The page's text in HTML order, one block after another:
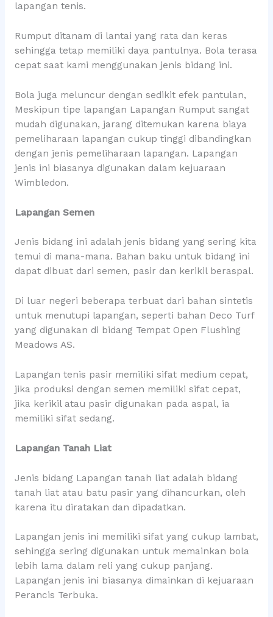
lapangan tenis.
Rumput ditanam di lantai yang rata dan keras
sehingga tetap memiliki daya pantulnya. Bola terasa
cepat saat kami menggunakan jenis bidang ini.
Bola juga meluncur dengan sedikit efek pantulan,
Meskipun tipe lapangan Lapangan Rumput sangat
mudah digunakan, jarang ditemukan karena biaya
pemeliharaan lapangan cukup tinggi dibandingkan
dengan jenis pemeliharaan lapangan. Lapangan
jenis ini biasanya digunakan dalam kejuaraan
Wimbledon.
Lapangan Semen
Jenis bidang ini adalah jenis bidang yang sering kita
temui di mana-mana. Bahan baku untuk bidang ini
dapat dibuat dari semen, pasir dan kerikil beraspal.
Di luar negeri beberapa terbuat dari bahan sintetis
untuk menutupi lapangan, seperti bahan Deco Turf
yang digunakan di bidang Tempat Open Flushing
Meadows AS.
Lapangan tenis pasir memiliki sifat medium cepat,
jika produksi dengan semen memiliki sifat cepat,
jika kerikil atau pasir digunakan pada aspal, ia
memiliki sifat sedang.
Lapangan Tanah Liat
Jenis bidang Lapangan tanah liat adalah bidang
tanah liat atau batu pasir yang dihancurkan, oleh
karena itu diratakan dan dipadatkan.
Lapangan jenis ini memiliki sifat yang cukup lambat,
sehingga sering digunakan untuk memainkan bola
lebih lama dalam reli yang cukup panjang.
Lapangan jenis ini biasanya dimainkan di kejuaraan
Perancis Terbuka.